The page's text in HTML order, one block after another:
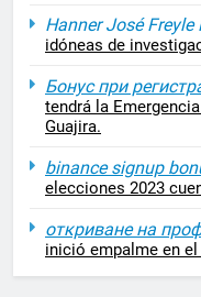
Hanner José Freyle
idóneas de
Бонус при
tendrá la
Guajira.
binance signup
elecciones 2023
откриване на
inició empalme en